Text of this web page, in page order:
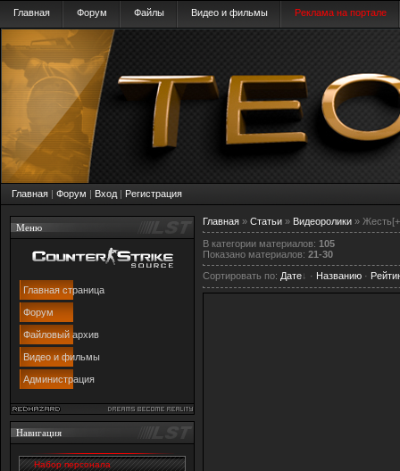
Главная Форум Файлы Видео и фильмы Реклама на портале
Главная | Форум | Вход | Регистрация
Меню
Главная страница
Форум
Файловый архив
Видео и фильмы
Администрация
Навигация
Набор персонала
Главная » Статьи » Видеоролики »
В категории материалов: 105
Показано материалов: 21-30
Сортировать по: Дате · Названию ·